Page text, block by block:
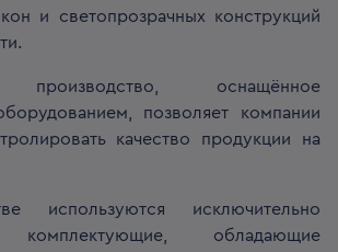
и светопрозрачных конструкций
производство, оснащённое
позволяет компании
качество продукции на
используются исключительно
комплектующие, обладающие